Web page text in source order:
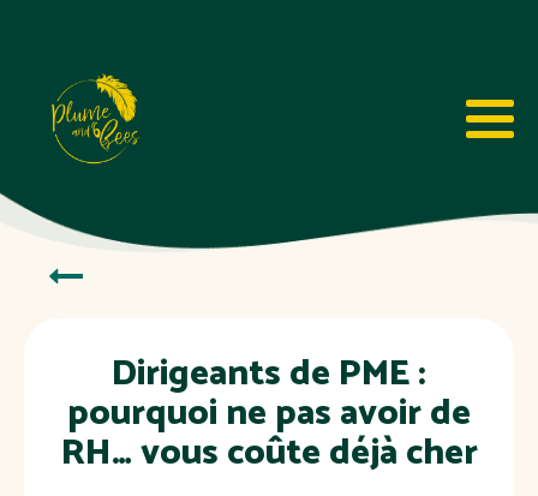
Dirigeants de PME :
pourquoi ne pas avoir de
RH… vous coûte déjà cher